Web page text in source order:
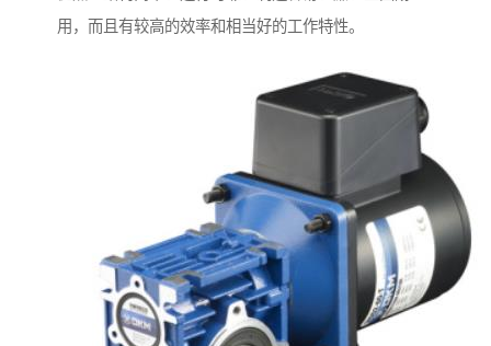
用，而且有较高的效率和相当好的工作特性。